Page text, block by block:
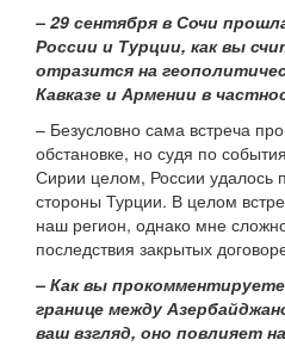
– 29 сентября в Сочи
России и Турции, как вы
отразится на
Кавказе и Армении в
– Безусловно сама встреча
обстановке, но судя по
Сирии целом, России удалось
стороны Турции. В целом
наш регион, однако мне
последствия закрытых
– Как вы
границе между
ваш взгляд, оно повлияет